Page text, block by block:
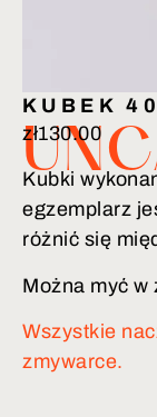
KUBEK
zł130.00
Kubki
egzemplarz
różnić się
Można myć w
Wszystkie
zmywarce.